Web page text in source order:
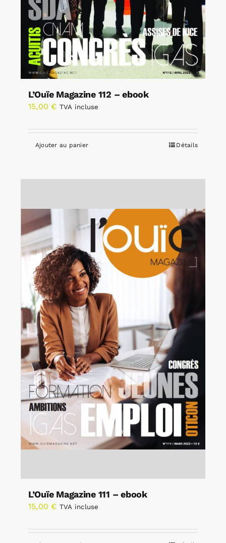
L’Ouïe Magazine 112 – ebook
15,00 € TVA incluse
Ajouter au panier Détails
L’Ouïe Magazine 111 – ebook
15,00 € TVA incluse